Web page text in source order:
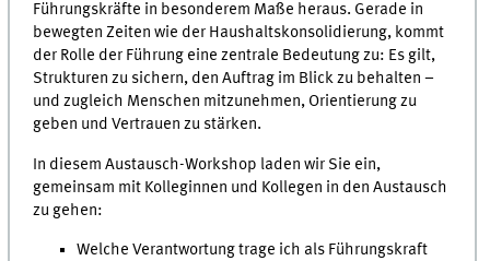
Führungskräfte in besonderem Maße heraus. Gerade in
bewegten Zeiten wie der Haushaltskonsolidierung, kommt
der Rolle der Führung eine zentrale Bedeutung zu: Es gilt,
Strukturen zu sichern, den Auftrag im Blick zu behalten –
und zugleich Menschen mitzunehmen, Orientierung zu
geben und Vertrauen zu stärken.
In diesem Austausch-Workshop laden wir Sie ein,
gemeinsam mit Kolleginnen und Kollegen in den Austausch
zu gehen:
Welche Verantwortung trage ich als Führungskraft